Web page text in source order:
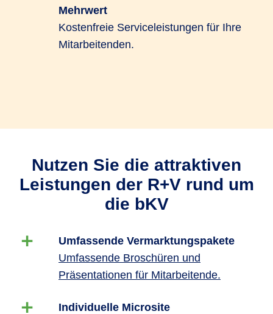
Mehrwert
Kostenfreie Serviceleistungen für Ihre
Mitarbeitenden.
Nutzen Sie die attraktiven
Leistungen der R+V rund um
die bKV
Umfassende Vermarktungspakete
Umfassende Broschüren und
Präsentationen für Mitarbeitende.
Individuelle Microsite